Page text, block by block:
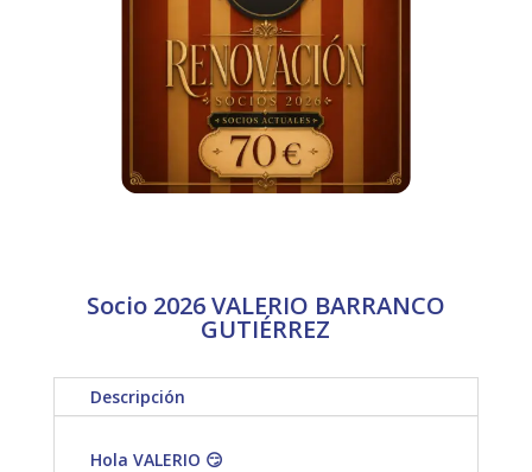
Socio 2026 VALERIO BARRANCO
GUTIÉRREZ
Descripción
Hola VALERIO 😏